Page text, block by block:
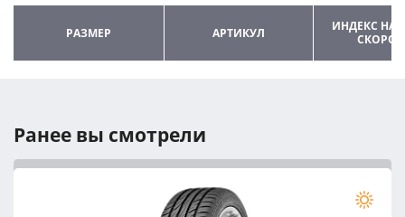
РАЗМЕР АРТИКУЛ
ИНДЕКС
Ранее вы смотрели